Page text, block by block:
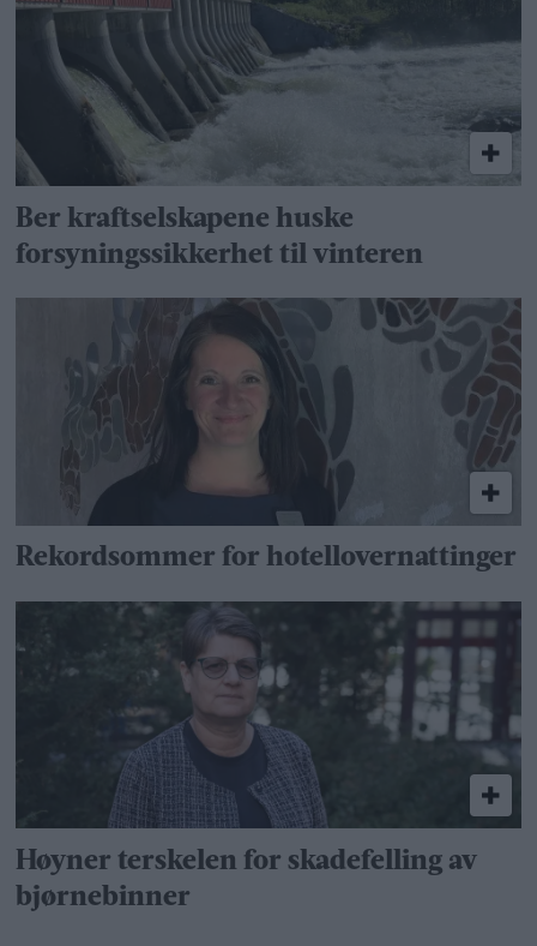
Ber kraftselskapene huske
forsyningssikkerhet til vinteren
Rekordsommer for hotellovernattinger
Høyner terskelen for skadefelling av
bjørnebinner